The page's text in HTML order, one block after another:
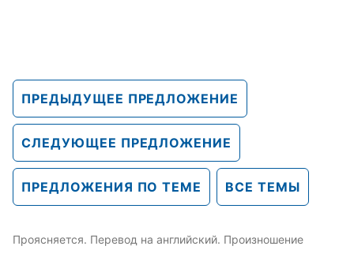
ПРЕДЫДУЩЕЕ ПРЕДЛОЖЕНИЕ
СЛЕДУЮЩЕЕ ПРЕДЛОЖЕНИЕ
ПРЕДЛОЖЕНИЯ ПО ТЕМЕ ВСЕ ТЕМЫ
Проясняется. Перевод на английский. Произношение